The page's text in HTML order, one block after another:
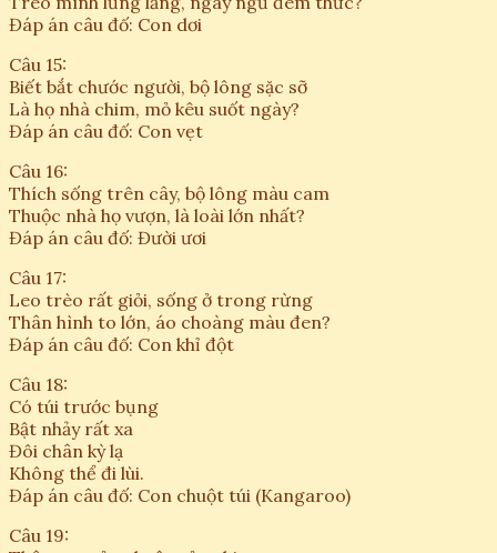
Đáp án câu đố: Con dơi
Câu 15:
Biết bắt chước người, bộ lông sặc sỡ
Là họ nhà chim, mỏ kêu suốt ngày?
Đáp án câu đố: Con vẹt
Câu 16:
Thích sống trên cây, bộ lông màu cam
Thuộc nhà họ vượn, là loài lớn nhất?
Đáp án câu đố: Đười ươi
Câu 17:
Leo trèo rất giỏi, sống ở trong rừng
Thân hình to lớn, áo choàng màu đen?
Đáp án câu đố: Con khỉ đột
Câu 18:
Có túi trước bụng
Bật nhảy rất xa
Đôi chân kỳ lạ
Không thể đi lùi.
Đáp án câu đố: Con chuột túi (Kangaroo)
Câu 19: